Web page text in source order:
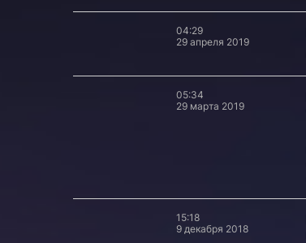
04:29
29 апреля 2019
05:34
29 марта 2019
15:18
9 декабря 2018